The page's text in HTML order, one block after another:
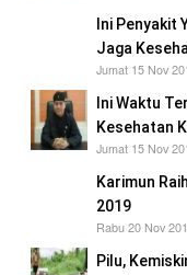
Ini Penyakit
Jaga
Jumat 15 Nov
Ini Waktu
Kesehatan
Jumat 15 Nov
Karimun
2019
Rabu 20 Nov
Pilu,